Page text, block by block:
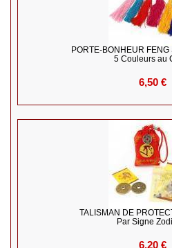
PORTE-BONHEUR
5 Couleurs au
6,50 €
TALISMAN DE
Par Signe
6,20 €